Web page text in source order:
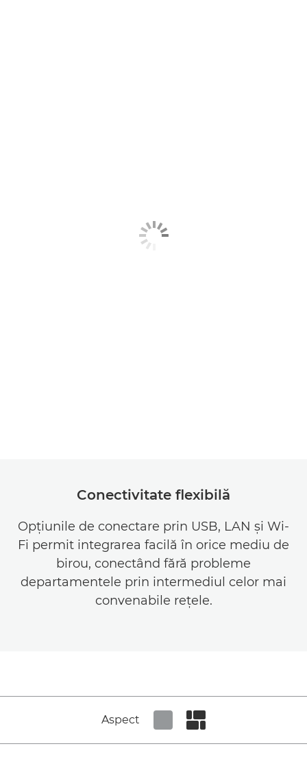
Conectivitate flexibilă
Opţiunile de conectare prin USB, LAN şi Wi-
Fi permit integrarea facilă în orice mediu de
birou, conectând fără probleme
departamentele prin intermediul celor mai
convenabile reţele.
Aspect